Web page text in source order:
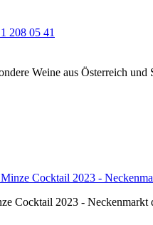
208 05 41
Weine aus Österreich
Cocktail 2023 -